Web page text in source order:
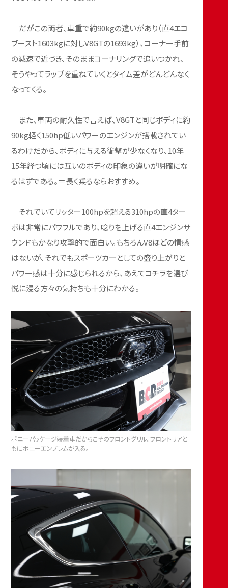
だがこの両者、車重で約90kgの違いがあり（直4エコ
ブースト1603kgに対しV8GTの1693kg）、コーナー手前
の減速で近づき、そのままコーナリングで追いつかれ、
そうやってラップを重ねていくとタイム差がどんどんなく
なってくる。
また、車両の耐久性で言えば、V8GTと同じボディに約
90kg軽く150hp低いパワーのエンジンが搭載されてい
るわけだから、ボディに与える衝撃が少なくなり、10年
15年経つ頃には互いのボディの印象の違いが明確にな
るはずである。＝長く乗るならおすすめ。
それでいてリッター100hpを超える310hpの直4ター
ボは非常にパワフルであり、唸りを上げる直4エンジンサ
ウンドもかなり攻撃的で面白い。もちろんV8ほどの情感
はないが、それでもスポーツカーとしての盛り上がりと
パワー感は十分に感じられるから、あえてコチラを選び
悦に浸る方々の気持ちも十分にわかる。
ポニーパッケージ装着車だからこそのフロントグリル。フロントリアと
もにポニーエンブレムが入る。